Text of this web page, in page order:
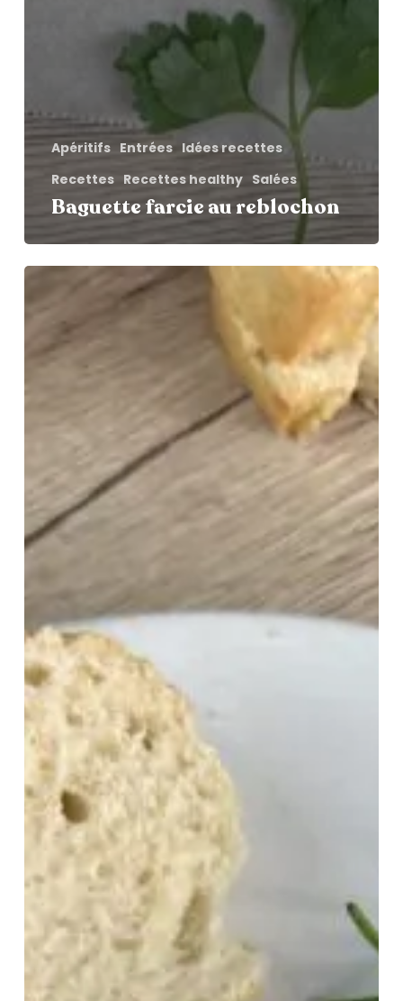
Apéritifs Entrées Idées recettes
Recettes Recettes healthy Salées
Baguette farcie au reblochon